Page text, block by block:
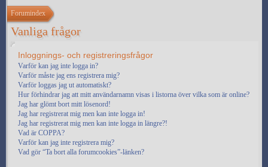
Forumindex
Vanliga frågor
Inloggnings- och registreringsfrågor
Varför kan jag inte logga in?
Varför måste jag ens registrera mig?
Varför loggas jag ut automatiskt?
Hur förhindrar jag att mitt användarnamn visas i listorna över vilka som är online?
Jag har glömt bort mitt lösenord!
Jag har registrerat mig men kan inte logga in!
Jag har registrerat mig men kan inte logga in längre?!
Vad är COPPA?
Varför kan jag inte registrera mig?
Vad gör “Ta bort alla forumcookies”-länken?